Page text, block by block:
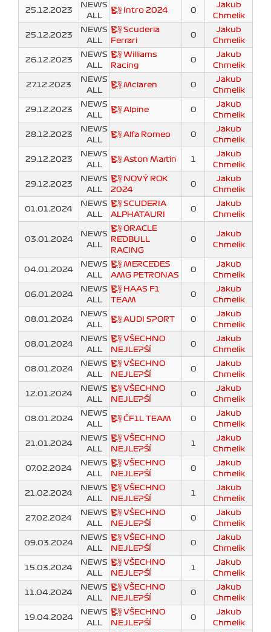
25.12.2023
NEWS
ALL
Intro 2024 0
Jakub
Chmelík
25.12.2023
NEWS
ALL
Scuderia
Ferrari
0
Jakub
Chmelík
26.12.2023
NEWS
ALL
Williams
Racing
0
Jakub
Chmelík
27.12.2023
NEWS
ALL
Mclaren 0
Jakub
Chmelík
29.12.2023
NEWS
ALL
Alpine 0
Jakub
Chmelík
28.12.2023
NEWS
ALL
Alfa Romeo 0
Jakub
Chmelík
29.12.2023
NEWS
ALL
Aston Martin 1
Jakub
Chmelík
29.12.2023
NEWS
ALL
NOVÝ ROK
2024
0
Jakub
Chmelík
01.01.2024
NEWS
ALL
SCUDERIA
ALPHATAURI
0
Jakub
Chmelík
03.01.2024
NEWS
ALL
ORACLE
REDBULL
RACING
0
Jakub
Chmelík
04.01.2024
NEWS
ALL
MERCEDES
AMG PETRONAS
0
Jakub
Chmelík
06.01.2024
NEWS
ALL
HAAS F1
TEAM
0
Jakub
Chmelík
08.01.2024
NEWS
ALL
AUDI SPORT 0
Jakub
Chmelík
08.01.2024
NEWS
ALL
VŠECHNO
NEJLEPŠÍ
0
Jakub
Chmelík
08.01.2024
NEWS
ALL
VŠECHNO
NEJLEPŠÍ
0
Jakub
Chmelík
12.01.2024
NEWS
ALL
VŠECHNO
NEJLEPŠÍ
0
Jakub
Chmelík
08.01.2024
NEWS
ALL
ČF1L TEAM 0
Jakub
Chmelík
21.01.2024
NEWS
ALL
VŠECHNO
NEJLEPŠÍ
1
Jakub
Chmelík
07.02.2024
NEWS
ALL
VŠECHNO
NEJLEPŠÍ
0
Jakub
Chmelík
21.02.2024
NEWS
ALL
VŠECHNO
NEJLEPŠÍ
1
Jakub
Chmelík
27.02.2024
NEWS
ALL
VŠECHNO
NEJLEPŠÍ
0
Jakub
Chmelík
09.03.2024
NEWS
ALL
VŠECHNO
NEJLEPŠÍ
0
Jakub
Chmelík
15.03.2024
NEWS
ALL
VŠECHNO
NEJLEPŠÍ
1
Jakub
Chmelík
11.04.2024
NEWS
ALL
VŠECHNO
NEJLEPŠÍ
0
Jakub
Chmelík
19.04.2024
NEWS
ALL
VŠECHNO
NEJLEPŠÍ
0
Jakub
Chmelík